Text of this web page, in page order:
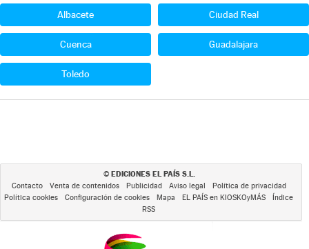
Albacete Ciudad Real
Cuenca Guadalajara
Toledo
© EDICIONES EL PAÍS S.L.
Contacto Venta de contenidos Publicidad Aviso legal
Política de privacidad
Política cookies
Configuración de cookies Mapa EL PAÍS en KIOSKOyMÁS
Índice
RSS